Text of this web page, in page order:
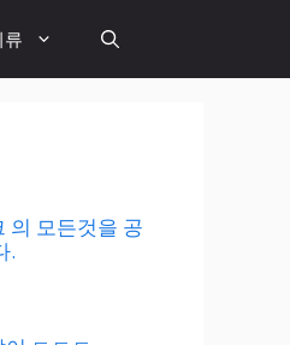
의 모든것을 공
.